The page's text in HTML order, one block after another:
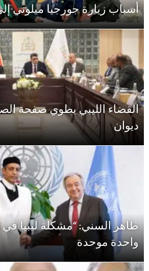
أسباب زيارة جورجيا ميلوني
القضاء الليبي يطوي صفحة
ديوان
طاهر السني: “مشكلة ليبيا
واحدة موحدة